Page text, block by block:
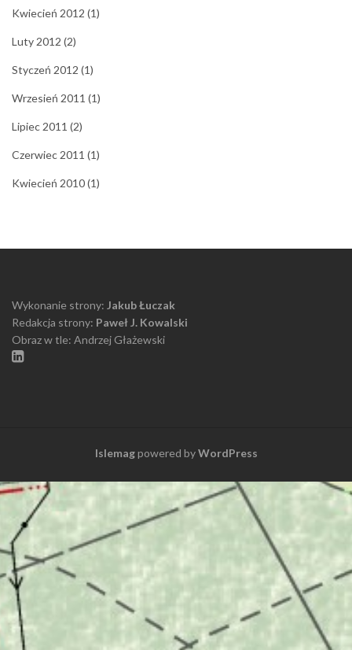
Kwiecień 2012 (1)
Luty 2012 (2)
Styczeń 2012 (1)
Wrzesień 2011 (1)
Lipiec 2011 (2)
Czerwiec 2011 (1)
Kwiecień 2010(1)
Wykonanie strony: Jakub Łuczak
Redakcja strony: Paweł J. Kowalski
Obraz w tle: Andrzej Głażewski
Islemagpowered byWordPress